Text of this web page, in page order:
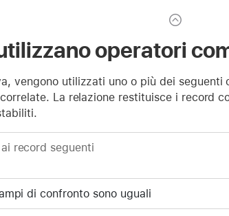
operatori
vengono utilizzati uno o più dei
La relazione restituisce i record
record seguenti
di confronto sono uguali